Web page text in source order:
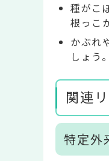
種がこ
根っこ
かぶれ
しょう。
関連
特定外